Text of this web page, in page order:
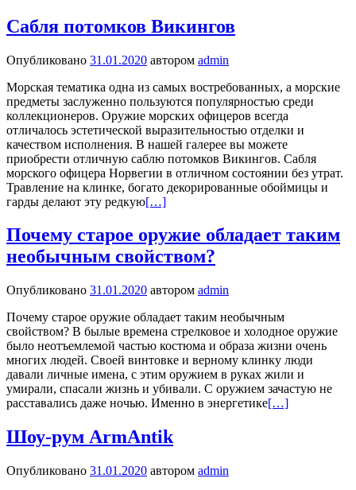
Сабля потомков Викингов
Опубликовано 31.01.2020 автором admin
Морская тематика одна из самых востребованных, а морские
предметы заслуженно пользуются популярностью среди
коллекционеров. Оружие морских офицеров всегда
отличалось эстетической выразительностью отделки и
качеством исполнения. В нашей галерее вы можете
приобрести отличную саблю потомков Викингов. Сабля
морского офицера Норвегии в отличном состоянии без утрат.
Травление на клинке, богато декорированные обоймицы и
гарды делают эту редкую[…]
Почему старое оружие обладает таким
необычным свойством?
Опубликовано 31.01.2020 автором admin
Почему старое оружие обладает таким необычным
свойством? В былые времена стрелковое и холодное оружие
было неотъемлемой частью костюма и образа жизни очень
многих людей. Своей винтовке и верному клинку люди
давали личные имена, с этим оружием в руках жили и
умирали, спасали жизнь и убивали. С оружием зачастую не
расставались даже ночью. Именно в энергетике[…]
Шоу-рум ArmAntik
Опубликовано 31.01.2020 автором admin